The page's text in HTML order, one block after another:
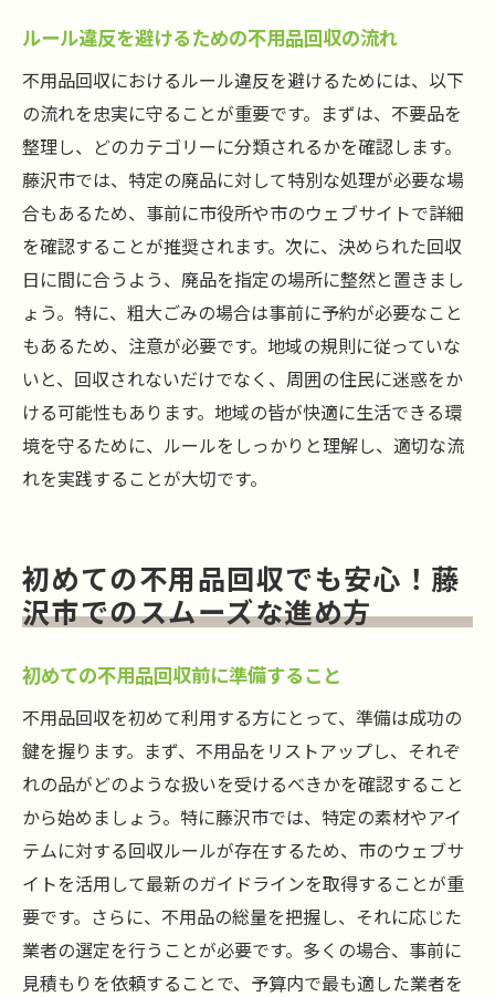
ルール違反を避けるための不用品回収の流れ
不用品回収におけるルール違反を避けるためには、以下
の流れを忠実に守ることが重要です。まずは、不要品を
整理し、どのカテゴリーに分類されるかを確認します。
藤沢市では、特定の廃品に対して特別な処理が必要な場
合もあるため、事前に市役所や市のウェブサイトで詳細
を確認することが推奨されます。次に、決められた回収
日に間に合うよう、廃品を指定の場所に整然と置きまし
ょう。特に、粗大ごみの場合は事前に予約が必要なこと
もあるため、注意が必要です。地域の規則に従っていな
いと、回収されないだけでなく、周囲の住民に迷惑をか
ける可能性もあります。地域の皆が快適に生活できる環
境を守るために、ルールをしっかりと理解し、適切な流
れを実践することが大切です。
初めての不用品回収でも安心！藤
沢市でのスムーズな進め方
初めての不用品回収前に準備すること
不用品回収を初めて利用する方にとって、準備は成功の
鍵を握ります。まず、不用品をリストアップし、それぞ
れの品がどのような扱いを受けるべきかを確認すること
から始めましょう。特に藤沢市では、特定の素材やアイ
テムに対する回収ルールが存在するため、市のウェブサ
イトを活用して最新のガイドラインを取得することが重
要です。さらに、不用品の総量を把握し、それに応じた
業者の選定を行うことが必要です。多くの場合、事前に
見積もりを依頼することで、予算内で最も適した業者を